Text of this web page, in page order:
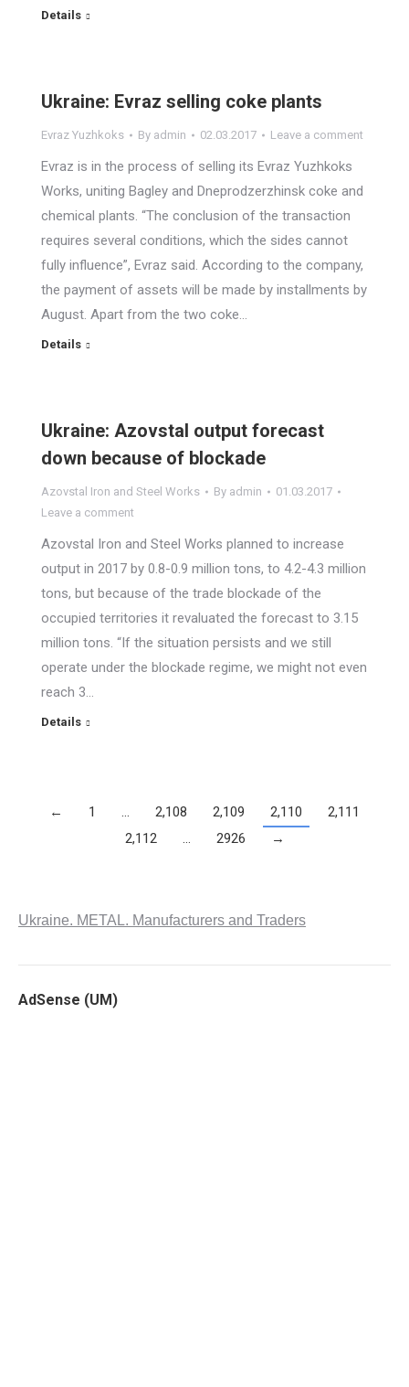
Details
Ukraine: Evraz selling coke plants
Evraz Yuzhkoks By admin 02.03.2017 Leave a comment
Evraz is in the process of selling its Evraz Yuzhkoks
Works, uniting Bagley and Dneprodzerzhinsk coke and
chemical plants. “The conclusion of the transaction
requires several conditions, which the sides cannot
fully influence”, Evraz said. According to the company,
the payment of assets will be made by installments by
August. Apart from the two coke…
Details
Ukraine: Azovstal output forecast
down because of blockade
Azovstal Iron and Steel Works By admin
01.03.2017
Leave a comment
Azovstal Iron and Steel Works planned to increase
output in 2017 by 0.8-0.9 million tons, to 4.2-4.3 million
tons, but because of the trade blockade of the
occupied territories it revaluated the forecast to 3.15
million tons. “If the situation persists and we still
operate under the blockade regime, we might not even
reach 3…
Details
← 1 … 2,108 2,109 2,110
2,111
2,112
… 2926 →
Ukraine. METAL. Manufacturers and Traders
AdSense (UM)